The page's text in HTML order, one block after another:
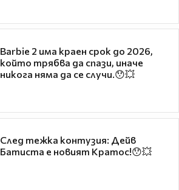
Barbie 2 има краен срок до 2026,
който трябва да спази, иначе
никога няма да се случи.😯💥
След тежка контузия: Дейв
Батиста е новият Кратос!😯💥